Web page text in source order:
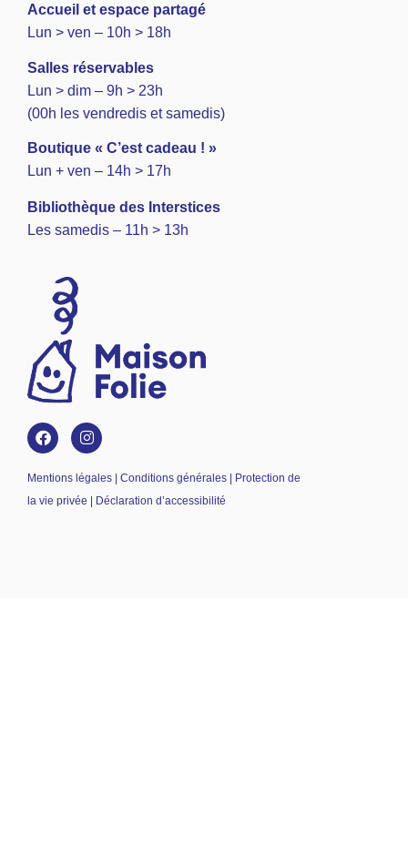
Accueil et espace partagé
Lun > ven – 10h > 18h
Salles réservables
Lun > dim – 9h > 23h
(00h les vendredis et samedis)
Boutique « C’est cadeau ! »
Lun + ven – 14h > 17h
Bibliothèque des Interstices
Les samedis – 11h > 13h
Mentions légales | Conditions générales | Protection de
la vie privée | Déclaration d’accessibilité